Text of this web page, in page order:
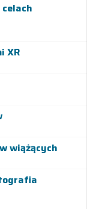
XR
wiążących